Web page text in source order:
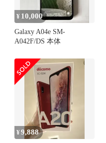
¥ 10,000
Galaxy A04e SM-
A042F/DS 本体
¥9,888